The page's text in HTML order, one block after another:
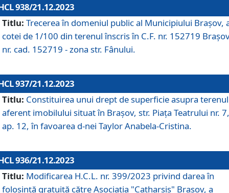
938/21.12.2023
Titlu: Trecerea în domeniul public al Municipiului Braşov,
cotei de 1/100 din terenul înscris în C.F. nr. 152719
nr. cad. 152719 - zona str. Fânului.
937/21.12.2023
Titlu: Constituirea unui drept de superficie asupra
aferent imobilului situat în Brașov, str. Piața Teatrului nr. 7,
ap. 12, în favoarea d-nei Taylor Anabela-Cristina.
936/21.12.2023
Titlu: Modificarea H.C.L. nr. 399/2023 privind darea în
folosinţă gratuită către Asociaţia "Catharsis" Brașov, a